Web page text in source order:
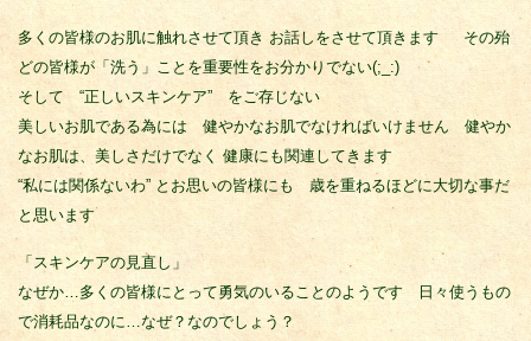
多くの皆様のお肌に触れさせて頂き お話しをさせて頂きます その殆
どの皆様が「洗う」ことを重要性をお分かりでない(;_:)
そして “正しいスキンケア” をご存じない
美しいお肌である為には 健やかなお肌でなければいけません 健やか
なお肌は、美しさだけでなく 健康にも関連してきます
“私には関係ないわ” とお思いの皆様にも 歳を重ねるほどに大切な事だ
と思います
「スキンケアの見直し」
なぜか…多くの皆様にとって勇気のいることのようです 日々使うもの
で消耗品なのに…なぜ？なのでしょう？